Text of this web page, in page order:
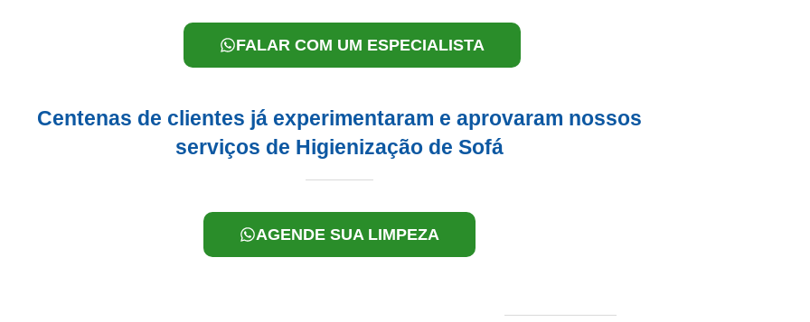
FALAR COM UM ESPECIALISTA
Centenas de clientes já experimentaram e aprovaram nossos
serviços de Higienização de Sofá
AGENDE SUA LIMPEZA